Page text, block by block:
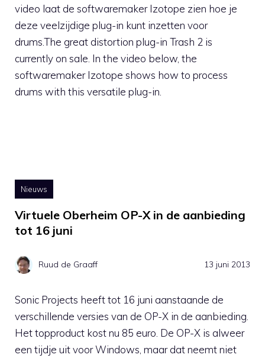
video laat de softwaremaker Izotope zien hoe je
deze veelzijdige plug-in kunt inzetten voor
drums.The great distortion plug-in Trash 2 is
currently on sale. In the video below, the
softwaremaker Izotope shows how to process
drums with this versatile plug-in.
Nieuws
Virtuele Oberheim OP-X in de aanbieding
tot 16 juni
Ruud de Graaff 13 juni 2013
Sonic Projects heeft tot 16 juni aanstaande de
verschillende versies van de OP-X in de aanbieding.
Het topproduct kost nu 85 euro. De OP-X is alweer
een tijdje uit voor Windows, maar dat neemt niet